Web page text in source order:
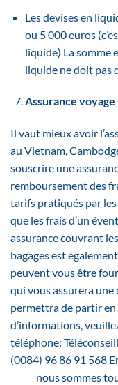
Les devises en
ou 5 000 euros
liquide) La somme
liquide ne doit pas
Assurance voyage
Il vaut mieux avoir
au Vietnam,
souscrire une
remboursement des
tarifs pratiqués par
que les frais d’un
assurance couvrant
bagages est
peuvent vous être
qui vous assurera une
permettra de partir
d’informations,
téléphone:
(0084) 96 86 91 568
nous sommes